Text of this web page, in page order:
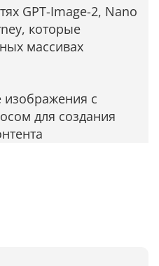
на фото
GPT-Image-2, Nano
которые
массивах
изображения с
для создания